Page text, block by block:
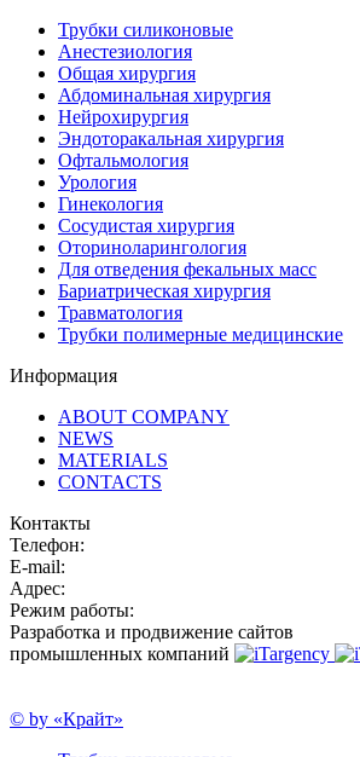
Трубки силиконовые
Анестезиология
Общая хирургия
Абдоминальная хирургия
Нейрохирургия
Эндоторакальная хирургия
Офтальмология
Урология
Гинекология
Сосудистая хирургия
Оториноларингология
Для отведения фекальных масс
Бариатрическая хирургия
Травматология
Трубки полимерные медицинские
Информация
ABOUT COMPANY
NEWS
MATERIALS
CONTACTS
Контакты
Телефон:
E-mail:
Адрес:
Режим работы:
Разработка и продвижение сайтов
промышленных компаний
© by «Крайт»